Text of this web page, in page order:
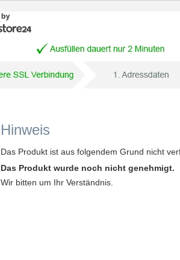
Hinweis
Das Produkt ist aus folgendem Grund nicht
Das Produkt wurde noch nicht genehmigt.
Wir bitten um Ihr Verständnis.